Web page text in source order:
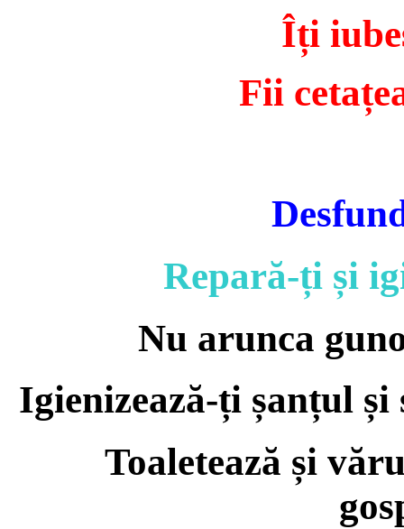
Îți
Fii
Repară-ți și
Nu arunca
Igienizează-ți șanțul
Toaletează și